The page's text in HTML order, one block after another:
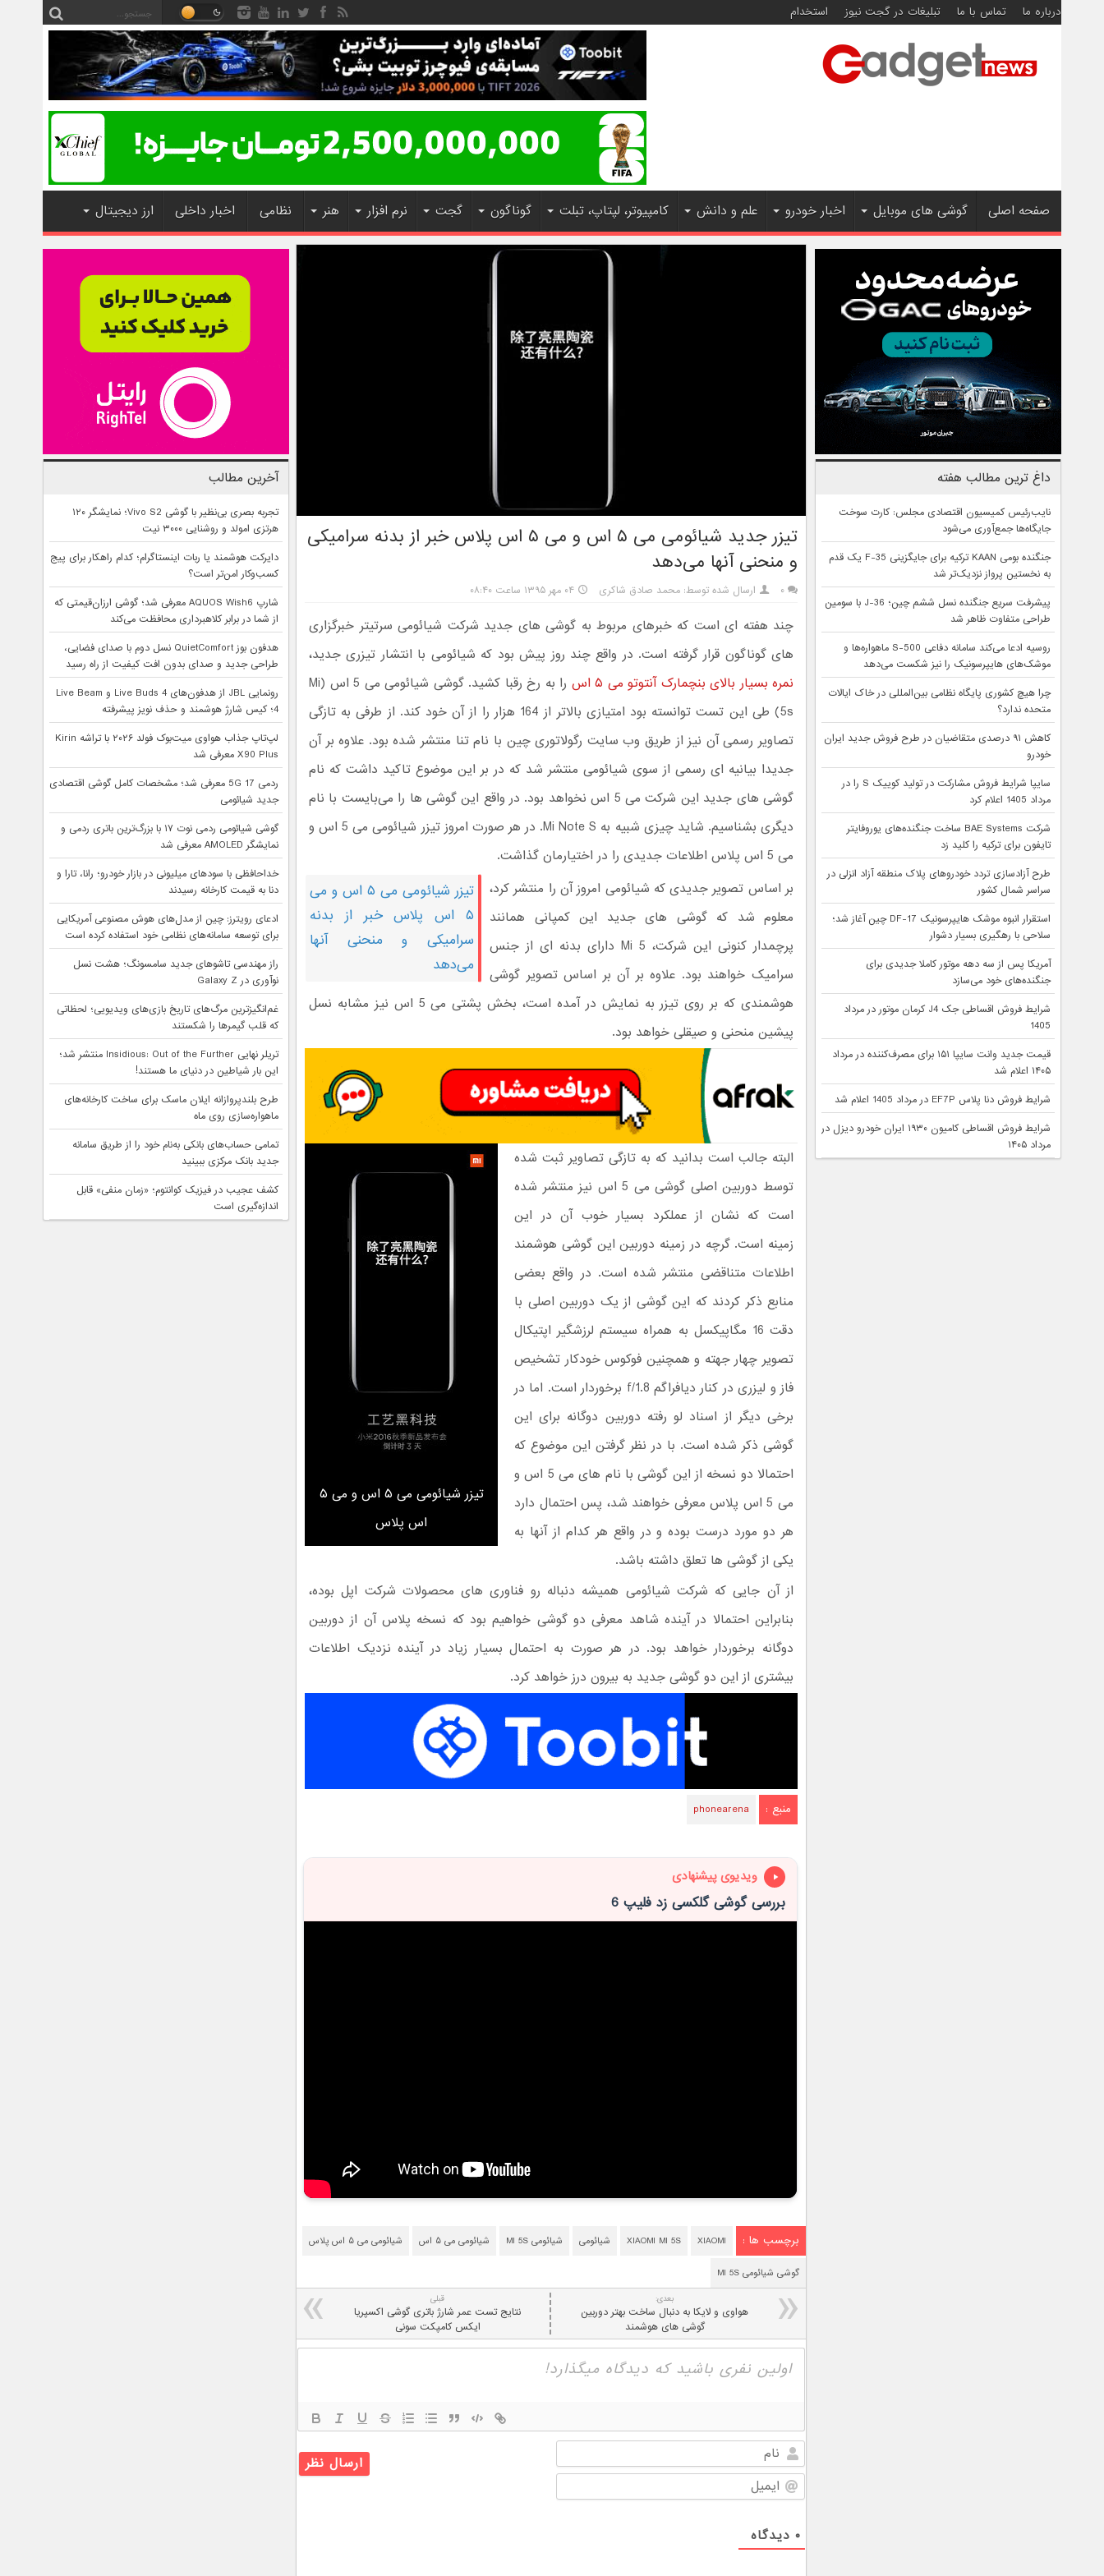
درباره ما تماس با ما تبلیغات در گجت نیوز استخدام
صفحه اصلی گوشی های موبایل اخبار خودرو علم و دانش کامپیوتر، لپتاپ، تبلت گوناگون گجت نرم افزار هنر نظامی اخبار داخلی ارز دیجیتال
تیزر جدید شیائومی می ۵ اس و می ۵ اس پلاس خبر از بدنه سرامیکی
و منحنی آنها می‌دهد
۰ ارسال شده توسط: محمد صادق شاکری ۰۴ مهر ۱۳۹۵ ساعت ۰۸:۴۰
چند هفته ای است که خبرهای مربوط به گوشی های جدید شرکت شیائومی سرتیتر خبرگزاری
های گوناگون قرار گرفته است. در واقع چند روز پیش بود که شیائومی با انتشار تیزری جدید،
نمره بسیار بالای بنچمارک آنتوتو می ۵ اس
را به رخ رقبا کشید. گوشی شیائومی می 5 اس (Mi
5s) طی این تست توانسته بود امتیازی بالاتر از 164 هزار را از آن خود کند. از طرفی به تازگی
تصاویر رسمی آن نیز از طریق وب سایت رگولاتوری چین با نام تنا منتشر شده بود. علاوه بر آن
جدیدا بیانیه ای رسمی از سوی شیائومی منتشر شد که در بر این موضوع تاکید داشت که نام
گوشی های جدید این شرکت می 5 اس نخواهد بود. در واقع این گوشی ها را می‌بایست با نام
دیگری بشناسیم. شاید چیزی شبیه به Mi Note S. در هر صورت امروز تیزر شیائومی می 5 اس و
می 5 اس پلاس اطلاعات جدیدی را در اختیارمان گذاشت.
تیزر شیائومی می ۵ اس و می
۵ اس پلاس خبر از بدنه
سرامیکی و منحنی آنها
می‌دهد
بر اساس تصویر جدیدی که شیائومی امروز آن را منتشر کرد،
معلوم شد که گوشی های جدید این کمپانی همانند
پرچمدار کنونی این شرکت، Mi 5 دارای بدنه ای از جنس
سرامیک خواهند بود. علاوه بر آن بر اساس تصویر گوشی
هوشمندی که بر روی تیزر به نمایش در آمده است، بخش پشتی می 5 اس نیز مشابه نسل
پیشین منحنی و صیقلی خواهد بود.
تیزر شیائومی می ۵ اس و می ۵
اس پلاس
البته جالب است بدانید که به تازگی تصاویر ثبت شده
توسط دوربین اصلی گوشی می 5 اس نیز منتشر شده
است که نشان از عملکرد بسیار خوب آن در این
زمینه است. گرچه در زمینه دوربین این گوشی هوشمند
اطلاعات متناقضی منتشر شده است. در واقع بعضی
منابع ذکر کردند که این گوشی از یک دوربین اصلی با
دقت 16 مگاپیکسل به همراه سیستم لرزشگیر اپتیکال
تصویر چهار جهته و همچنین فوکوس خودکار تشخیص
فاز و لیزری در کنار دیافراگم f/1.8 برخوردار است. اما در
برخی دیگر از اسناد لو رفته دوربین دوگانه برای این
گوشی ذکر شده است. با در نظر گرفتن این موضوع که
احتمالا دو نسخه از این گوشی با نام های می 5 اس و
می 5 اس پلاس معرفی خواهند شد، پس احتمال دارد
هر دو مورد درست بوده و در واقع هر کدام از آنها به
یکی از گوشی ها تعلق داشته باشد.
از آن جایی که شرکت شیائومی همیشه دنباله رو فناوری های محصولات شرکت اپل بوده،
بنابراین احتمالا در آینده شاهد معرفی دو گوشی خواهیم بود که نسخه پلاس آن از دوربین
دوگانه برخوردار خواهد بود. در هر صورت به احتمال بسیار زیاد در آینده نزدیک اطلاعات
بیشتری از این دو گوشی جدید به بیرون درز خواهد کرد.
منبع : phonearena
ویدیوی پیشنهادی
بررسی گوشی گلکسی زد فلیپ 6
برچسب ها : XIAOMI
XIAOMI MI 5S شیائومی شیائومی MI 5S شیائومی می ۵ اس شیائومی می ۵ اس پلاس
گوشی شیائومی MI 5S
قبلی
نتایج تست عمر شارژ باتری گوشی اکسپریا
ایکس کامپکت سونی
بعدی:
هواوی و لایکا به دنبال ساخت بهتر دوربین
گوشی های هوشمند
نام
ایمیل
۰ دیدگاه
داغ ترین مطالب هفته
نایب‌رئیس کمیسیون اقتصادی مجلس: کارت سوخت
جایگاه‌ها جمع‌آوری می‌شود
جنگنده بومی KAAN ترکیه برای جایگزینی F-35 یک قدم
به نخستین پرواز نزدیک‌تر شد
پیشرفت سریع جنگنده نسل ششم چین؛ J-36 با سومین
طراحی متفاوت ظاهر شد
روسیه ادعا می‌کند سامانه دفاعی S-500 ماهواره‌ها و
موشک‌های هایپرسونیک را نیز شکست می‌دهد
چرا هیچ کشوری پایگاه نظامی بین‌المللی در خاک ایالات
متحده ندارد؟
کاهش ۹۱ درصدی متقاضیان در طرح فروش جدید ایران
خودرو
سایپا شرایط فروش مشارکت در تولید کوییک S را در
مرداد 1405 اعلام کرد
شرکت BAE Systems ساخت جنگنده‌های یوروفایتر
تایفون برای ترکیه را کلید زد
طرح آزادسازی تردد خودروهای پلاک منطقه آزاد انزلی در
سراسر شمال کشور
استقرار انبوه موشک هایپرسونیک DF-17 چین آغاز شد؛
سلاحی با رهگیری بسیار دشوار
آمریکا پس از سه دهه موتور کاملا جدیدی برای
جنگنده‌های خود می‌سازد
شرایط فروش اقساطی جک J4 کرمان موتور در مرداد
1405
قیمت جدید وانت سایپا ۱۵۱ برای مصرف‌کننده در مرداد
۱۴۰۵ اعلام شد
شرایط فروش دنا پلاس EF7P در مرداد 1405 اعلام شد
شرایط فروش اقساطی کامیون ۱۹۳۰ ایران خودرو دیزل در
مرداد ۱۴۰۵
آخرین مطالب
تجربه بصری بی‌نظیر با گوشی Vivo S2؛ نمایشگر ۱۲۰
هرتزی امولد و روشنایی ۳۰۰۰ نیت
دایرکت هوشمند یا ربات اینستاگرام؛ کدام راهکار برای پیج
کسب‌وکار امن‌تر است؟
شارپ AQUOS Wish6 معرفی شد؛ گوشی ارزان‌قیمتی که
از شما در برابر کلاهبرداری محافظت می‌کند
هدفون بوز QuietComfort نسل دوم با صدای فضایی،
طراحی جدید و صدای بدون افت کیفیت از راه رسید
رونمایی JBL از هدفون‌های Live Buds 4 و Live Beam
4؛ کیس شارژ هوشمند و حذف نویز پیشرفته
لپ‌تاپ جذاب هواوی میت‌بوک فولد ۲۰۲۶ با تراشه Kirin
X90 Plus معرفی شد
ردمی 17 5G معرفی شد؛ مشخصات کامل گوشی اقتصادی
جدید شیائومی
گوشی شیائومی ردمی نوت ۱۷ با بزرگ‌ترین باتری ردمی و
نمایشگر AMOLED معرفی شد
خداحافظی با سودهای میلیونی در بازار خودرو؛ رانا، تارا و
دنا به قیمت کارخانه رسیدند
ادعای رویترز: چین از مدل‌های هوش مصنوعی آمریکایی
برای توسعه سامانه‌های نظامی خود استفاده کرده است
راز مهندسی تاشوهای جدید سامسونگ؛ هشت نسل
نوآوری در Galaxy Z
غم‌انگیزترین مرگ‌های تاریخ بازی‌های ویدیویی؛ لحظاتی
که قلب گیمرها را شکستند
تریلر نهایی Insidious: Out of the Further منتشر شد؛
این بار شیاطین در دنیای ما هستند!
طرح بلندپروازانه ایلان ماسک برای ساخت کارخانه‌های
ماهواره‌سازی روی ماه
تمامی حساب‌های بانکی به‌نام خود را از طریق سامانه
جدید بانک مرکزی ببینید
کشف عجیب در فیزیک کوانتوم؛ «زمان منفی» قابل
اندازه‌گیری است